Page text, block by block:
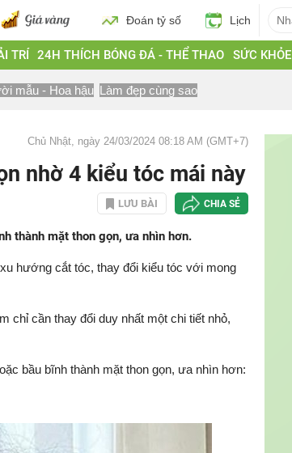
Đoán tỷ số Lịch
TRÍ 24H THÍCH BÓNG ĐÁ - THỂ THAO SỨC KHỎE
mẫu - Hoa hậu Làm đẹp cùng sao
Chủ Nhật, ngày 24/03/2024 08:18 AM (GMT+7)
nhờ 4 kiểu tóc mái này
LƯU BÀI CHIA SẺ
thành mặt thon gọn, ưa nhìn hơn.
hướng cắt tóc, thay đổi kiểu tóc với mong
chỉ cần thay đổi duy nhất một chi tiết nhỏ,
bầu bĩnh thành mặt thon gọn, ưa nhìn hơn: